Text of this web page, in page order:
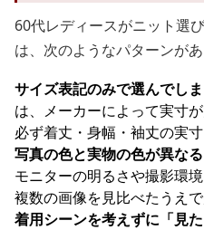
60代レディースがニット選
は、次のようなパターンがあ
サイズ表記のみで選んでし
は、メーカーによって実寸が
必ず着丈・身幅・袖丈の実
写真の色と実物の色が異なる
モニターの明るさや撮影環
複数の画像を見比べたうえ
着用シーンを考えずに「見